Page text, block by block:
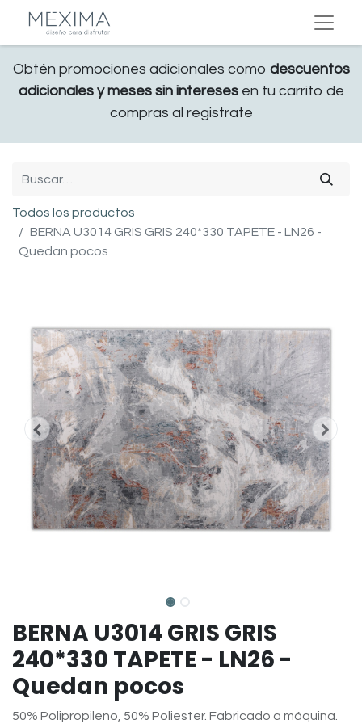
Obtén promociones adicionales como descuentos
adicionales y meses sin interesesen tu carrito de
compras al registrate
Todos los productos
BERNA U3014 GRIS GRIS 240*330 TAPETE - LN26 -
Quedan pocos
BERNA U3014 GRIS GRIS
240*330 TAPETE - LN26 -
Quedan pocos
50% Polipropileno, 50% Poliester. Fabricado a máquina.